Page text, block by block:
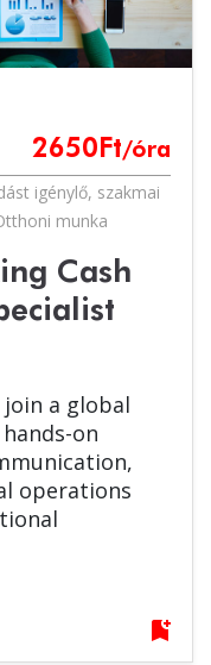
2650 Ft/óra
igénylő, szakmai
munka
Cash
a global
on
operations
bookmark_add